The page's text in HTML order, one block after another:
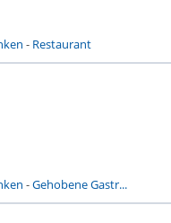
- Restaurant
-Gehobene Gastr...